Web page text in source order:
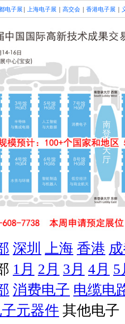
电子展 上海电子展 高交会 香港电子展
深圳 上海 香港
1月 2月 3月 4月 5
消费电子 电缆电
元器件 其他电子